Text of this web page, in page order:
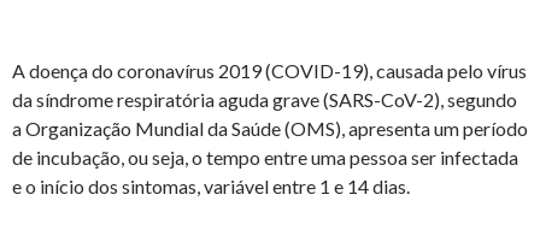
A doença do coronavírus 2019 (COVID-19), causada pelo vírus
da síndrome respiratória aguda grave (SARS-CoV-2), segundo
a Organização Mundial da Saúde (OMS), apresenta um período
de incubação, ou seja, o tempo entre uma pessoa ser infectada
e o início dos sintomas, variável entre 1 e 14 dias.